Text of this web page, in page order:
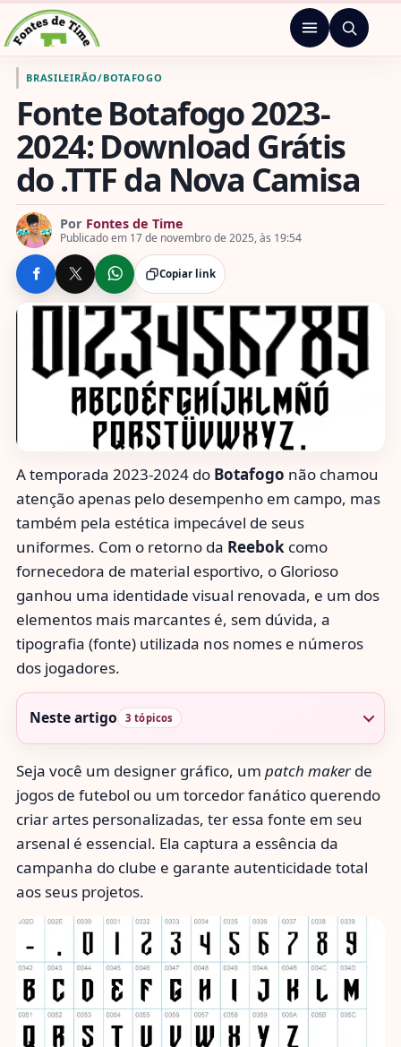
Pular para o conteúdo
Ir para a página inicial de Fontes de Time
Menu
BRASILEIRÃO/BOTAFOGO
Fonte Botafogo 2023-
2024: Download Grátis
do .TTF da Nova Camisa
Por Fontes de Time
Publicado em 17 de novembro de 2025, às 19:54
COMPARTILHE Copiar link
A temporada 2023-2024 do Botafogo não chamou
atenção apenas pelo desempenho em campo, mas
também pela estética impecável de seus
uniformes. Com o retorno da Reebok como
fornecedora de material esportivo, o Glorioso
ganhou uma identidade visual renovada, e um dos
elementos mais marcantes é, sem dúvida, a
tipografia (fonte) utilizada nos nomes e números
dos jogadores.
Neste artigo 3 tópicos
Seja você um designer gráfico, um patch makerde
jogos de futebol ou um torcedor fanático querendo
criar artes personalizadas, ter essa fonte em seu
arsenal é essencial. Ela captura a essência da
campanha do clube e garante autenticidade total
aos seus projetos.